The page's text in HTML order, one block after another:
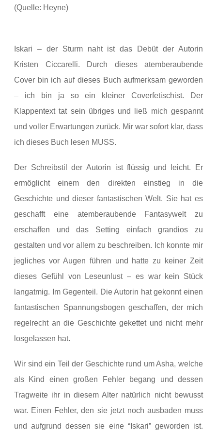
(Quelle: Heyne)
Iskari – der Sturm naht ist das Debüt der Autorin
Kristen Ciccarelli. Durch dieses atemberaubende
Cover bin ich auf dieses Buch aufmerksam geworden
– ich bin ja so ein kleiner Coverfetischist. Der
Klappentext tat sein übriges und ließ mich gespannt
und voller Erwartungen zurück. Mir war sofort klar, dass
ich dieses Buch lesen MUSS.
Der Schreibstil der Autorin ist flüssig und leicht. Er
ermöglicht einem den direkten einstieg in die
Geschichte und dieser fantastischen Welt. Sie hat es
geschafft eine atemberaubende Fantasywelt zu
erschaffen und das Setting einfach grandios zu
gestalten und vor allem zu beschreiben. Ich konnte mir
jegliches vor Augen führen und hatte zu keiner Zeit
dieses Gefühl von Leseunlust – es war kein Stück
langatmig. Im Gegenteil. Die Autorin hat gekonnt einen
fantastischen Spannungsbogen geschaffen, der mich
regelrecht an die Geschichte gekettet und nicht mehr
losgelassen hat.
Wir sind ein Teil der Geschichte rund um Asha, welche
als Kind einen großen Fehler begang und dessen
Tragweite ihr in diesem Alter natürlich nicht bewusst
war. Einen Fehler, den sie jetzt noch ausbaden muss
und aufgrund dessen sie eine “Iskari” geworden ist.